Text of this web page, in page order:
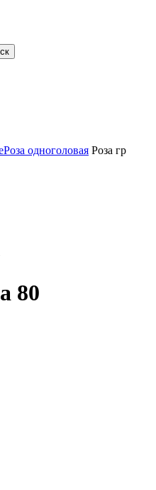
Роза одноголовая Роза гр
80